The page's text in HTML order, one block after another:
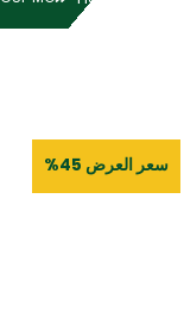
سعر العرض 45%